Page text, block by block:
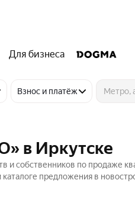
Для бизнеса
Взнос и платёж
в Иркутске
и собственников по продаже
предложения в